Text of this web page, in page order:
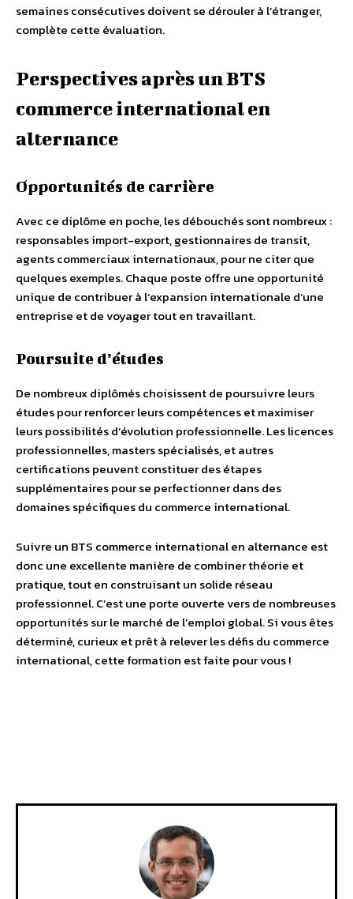
semaines consécutives doivent se dérouler à l’étranger,
complète cette évaluation.
Perspectives après un BTS
commerce international en
alternance
Opportunités de carrière
Avec ce diplôme en poche, les débouchés sont nombreux :
responsables import-export, gestionnaires de transit,
agents commerciaux internationaux, pour ne citer que
quelques exemples. Chaque poste offre une opportunité
unique de contribuer à l’expansion internationale d’une
entreprise et de voyager tout en travaillant.
Poursuite d’études
De nombreux diplômés choisissent de poursuivre leurs
études pour renforcer leurs compétences et maximiser
leurs possibilités d’évolution professionnelle. Les licences
professionnelles, masters spécialisés, et autres
certifications peuvent constituer des étapes
supplémentaires pour se perfectionner dans des
domaines spécifiques du commerce international.
Suivre un BTS commerce international en alternance est
donc une excellente manière de combiner théorie et
pratique, tout en construisant un solide réseau
professionnel. C’est une porte ouverte vers de nombreuses
opportunités sur le marché de l’emploi global. Si vous êtes
déterminé, curieux et prêt à relever les défis du commerce
international, cette formation est faite pour vous !